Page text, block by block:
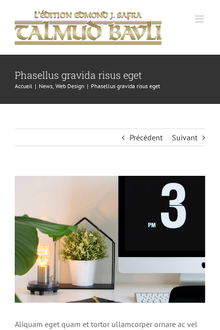
contenu
Phasellus gravida risus eget
Accueil News Web Design Phasellus gravida risus eget
Précédent Suivant
Aliquam eget quam et tortor ullamcorper ornare ac vel